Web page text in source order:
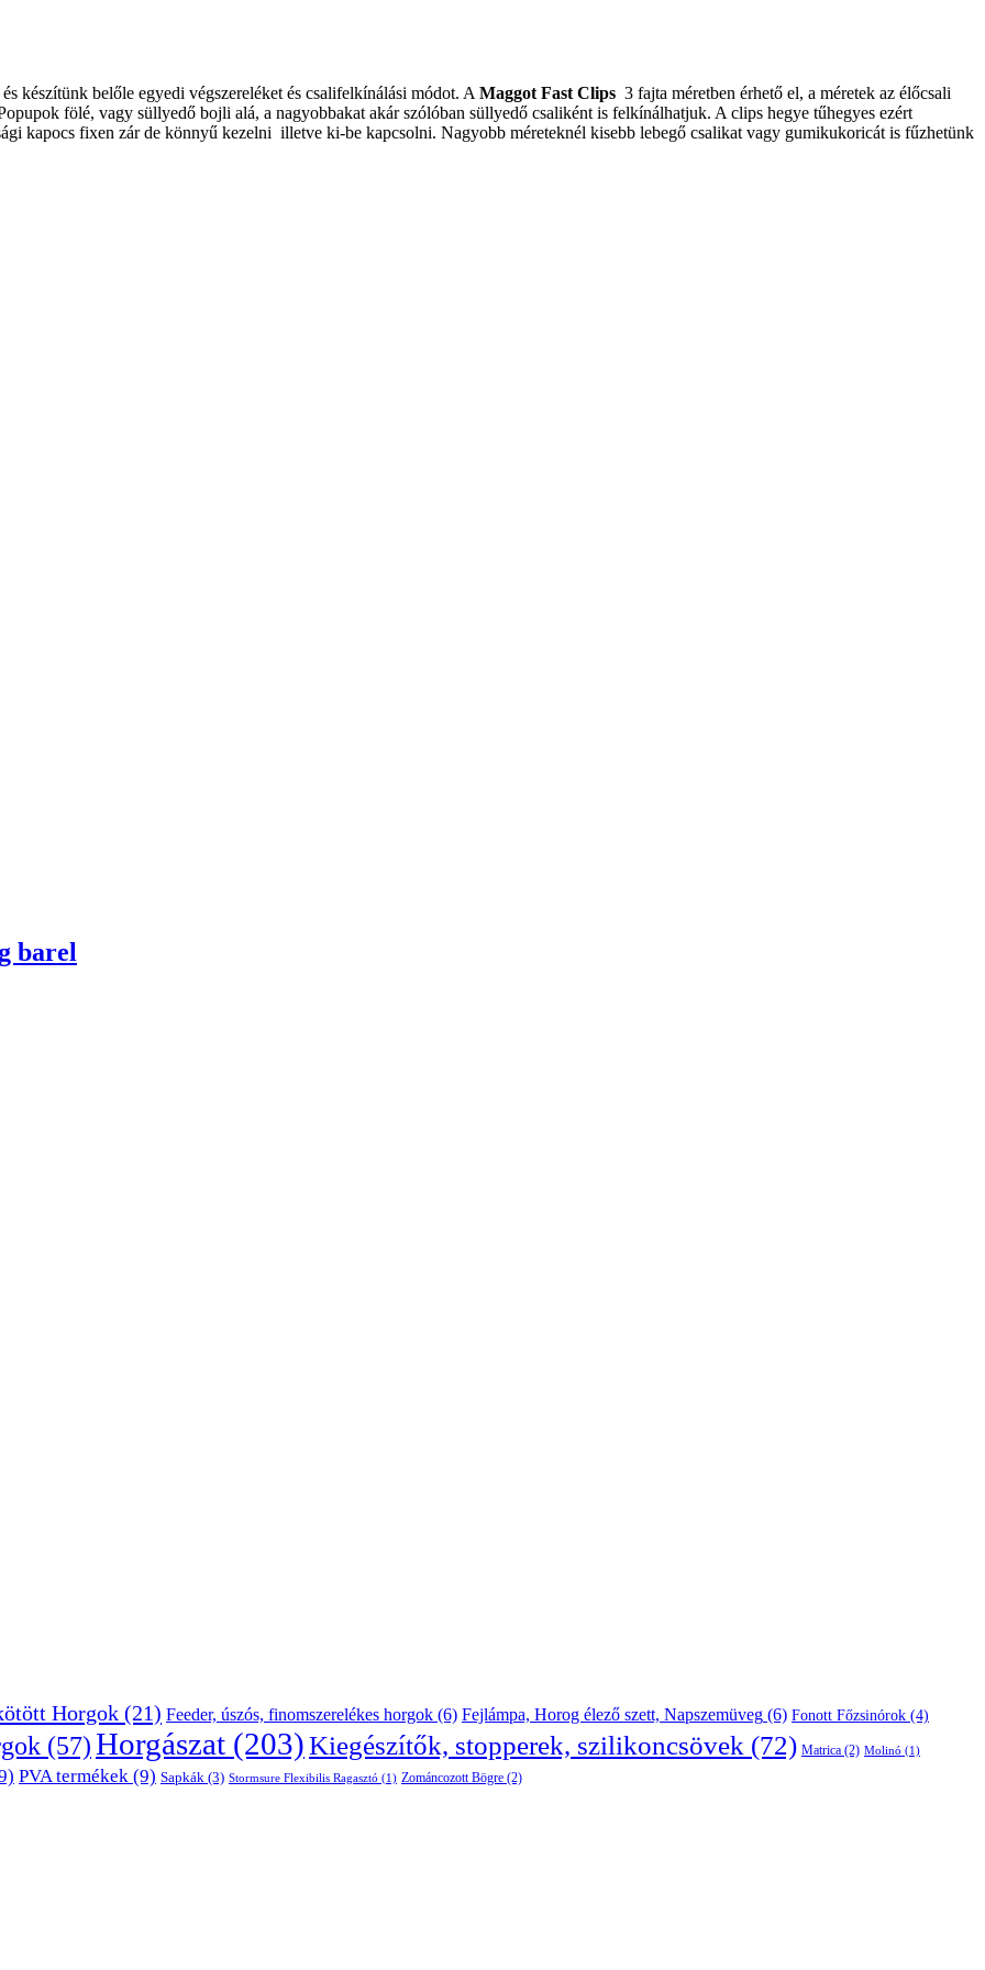
készítünk belőle egyedi végszereléket és csalifelkínálási módot. A Maggot Fast Clips 3 fajta méretben érhető el, a méretek az élőcsali
fölé, vagy süllyedő bojli alá, a nagyobbakat akár szólóban süllyedő csaliként is felkínálhatjuk. A clips hegye tűhegyes ezért
kapocs fixen zár de könnyű kezelni illetve ki-be kapcsolni. Nagyobb méreteknél kisebb lebegő csalikat vagy gumikukoricát is fűzhetünk
barel
Horgok (21) Feeder, úszós, finomszerelékes horgok (6) Fejlámpa, Horog élező szett, Napszemüveg (6) Fonott Főzsinórok (4)
(57)Horgászat (203)Kiegészítők, stopperek, szilikoncsövek (72) Matrica (2) Molinó (1)
PVA termékek (9) Sapkák (3) Stormsure Flexibilis Ragasztó (1) Zománcozott Bögre (2)